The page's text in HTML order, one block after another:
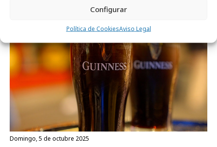
Configurar
Política de CookiesAviso Legal
Empresas y Negocios
domingo, 5 de octubre 2025